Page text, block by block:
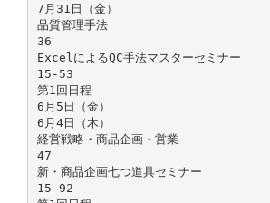
7月31日（金）
品質管理手法
36
ExcelによるQC手法マスターセミナー
15-53
第1回日程
6月5日（金）
6月4日（木）
経営戦略・商品企画・営業
47
新・商品企画七つ道具セミナー
15-92